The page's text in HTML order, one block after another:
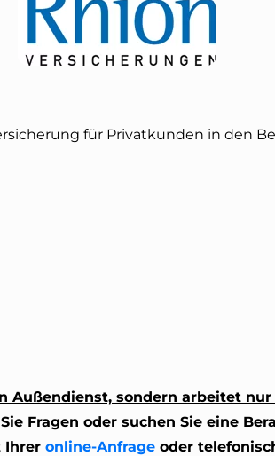
für Privatkunden in den
Außendienst, sondern arbeitet
Fragen oder suchen Sie eine
Ihrer online-Anfrage oder